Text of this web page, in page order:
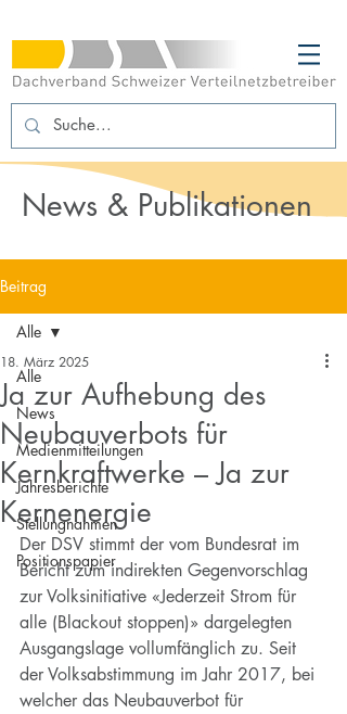
News & Publikationen
Beitrag
Alle
News
Medienmitteilungen
Jahresberichte
Stellungnahmen
Positionspapier
Alle
Ja zur Aufhebung des
Neubauverbots für
Kernkraftwerke – Ja zur
Kernenergie
18. März 2025
Der DSV stimmt der vom Bundesrat im
Bericht zum indirekten Gegenvorschlag
zur Volksinitiative «Jederzeit Strom für
alle (Blackout stoppen)» dargelegten
Ausgangslage vollumfänglich zu. Seit
der Volksabstimmung im Jahr 2017, bei
welcher das Neubauverbot für